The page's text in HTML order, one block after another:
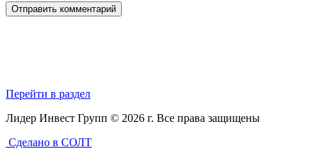
Перейти в раздел
Лидер Инвест Групп © 2026 г. Все права защищены
Сделано в СОЛТ